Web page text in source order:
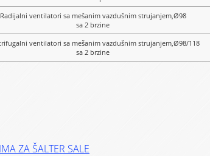
Radijalni ventilatori sa mešanim vazdušnim strujanjem,Ø98
sa 2 brzine
ventilatori sa mešanim vazdušnim strujanjem,Ø98/118
sa 2 brzine
ZA ŠALTER SALE